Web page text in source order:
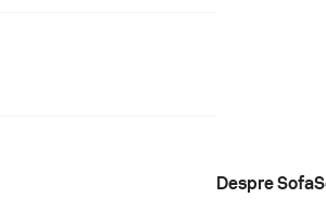
Despre